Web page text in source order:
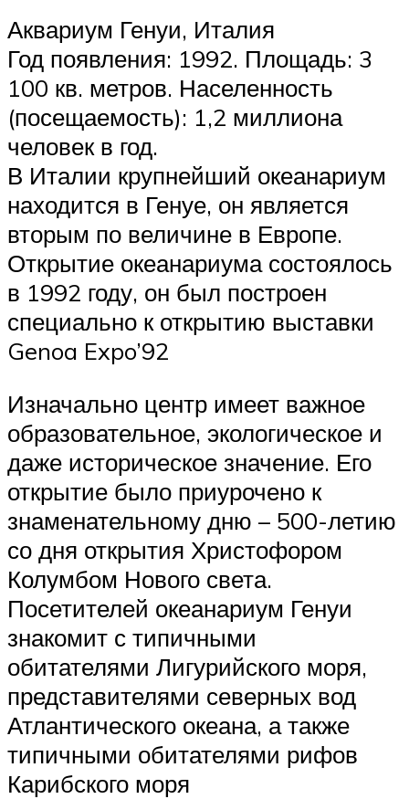
Аквариум Генуи, Италия
Год появления: 1992. Площадь: 3
100 кв. метров. Населенность
(посещаемость): 1,2 миллиона
человек в год.
В Италии крупнейший океанариум
находится в Генуе, он является
вторым по величине в Европе.
Открытие океанариума состоялось
в 1992 году, он был построен
специально к открытию выставки
Genoa Expo’92
Изначально центр имеет важное
образовательное, экологическое и
даже историческое значение. Его
открытие было приурочено к
знаменательному дню – 500-летию
со дня открытия Христофором
Колумбом Нового света.
Посетителей океанариум Генуи
знакомит с типичными
обитателями Лигурийского моря,
представителями северных вод
Атлантического океана, а также
типичными обитателями рифов
Карибского моря